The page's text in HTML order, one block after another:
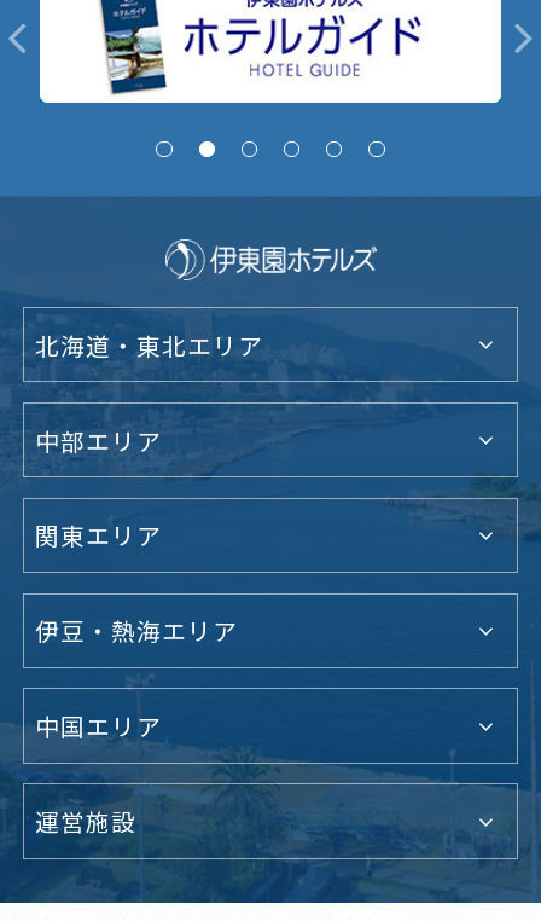
北海道・東北エリア
中部エリア
関東エリア
伊豆・熱海エリア
中国エリア
運営施設